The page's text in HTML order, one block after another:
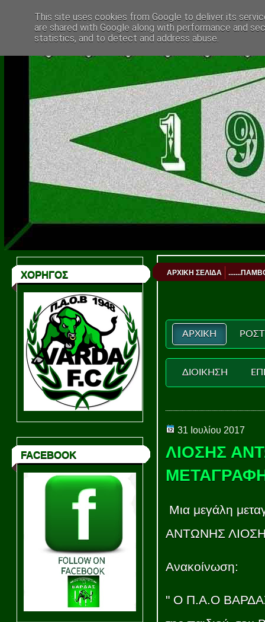
ΧΟΡΗΓΟΣ
FACEBOOK
ΑΡΧΙΚΗ ΣΕΛΙΔΑ
ΑΡΧΙΚΗ
ΔΙΟΙΚΗΣΗ
31 Ιουλίου 2017
ΛΙΟΣΗΣ
Μια μεγάλη
ΑΝΤΩΝΗΣ ΛΙΟΣΗΣ
Ανακοίνωση:
" Ο Π.Α.Ο ΒΑΡΔΑΣ
This site uses cookies from Google to deliver its
are shared with Google along with performance and
statistics, and to detect and address abuse.